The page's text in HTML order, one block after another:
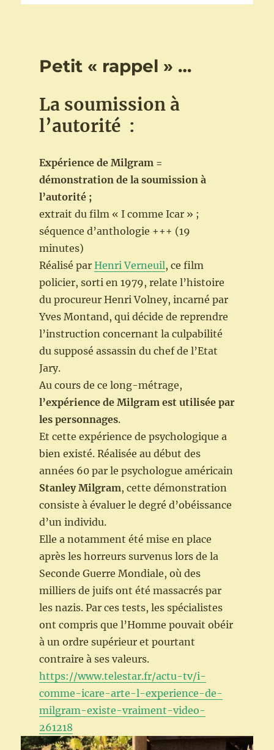
Petit « rappel » …
La soumission à
l’autorité :
Expérience de Milgram =
démonstration de la soumission à
l’autorité ;
extrait du film « I comme Icar » ;
séquence d’anthologie +++ (19
minutes)
Réalisé par Henri Verneuil, ce film
policier, sorti en 1979, relate l’histoire
du procureur Henri Volney, incarné par
Yves Montand, qui décide de reprendre
l’instruction concernant la culpabilité
du supposé assassin du chef de l’Etat
Jary.
Au cours de ce long-métrage,
l’expérience de Milgram est utilisée par
les personnages.
Et cette expérience de psychologique a
bien existé. Réalisée au début des
années 60 par le psychologue américain
Stanley Milgram, cette démonstration
consiste à évaluer le degré d’obéissance
d’un individu.
Elle a notamment été mise en place
après les horreurs survenus lors de la
Seconde Guerre Mondiale, où des
milliers de juifs ont été massacrés par
les nazis. Par ces tests, les spécialistes
ont compris que l’Homme pouvait obéir
à un ordre supérieur et pourtant
contraire à ses valeurs.
https://www.telestar.fr/actu-tv/i-
comme-icare-arte-l-experience-de-
milgram-existe-vraiment-video-
261218